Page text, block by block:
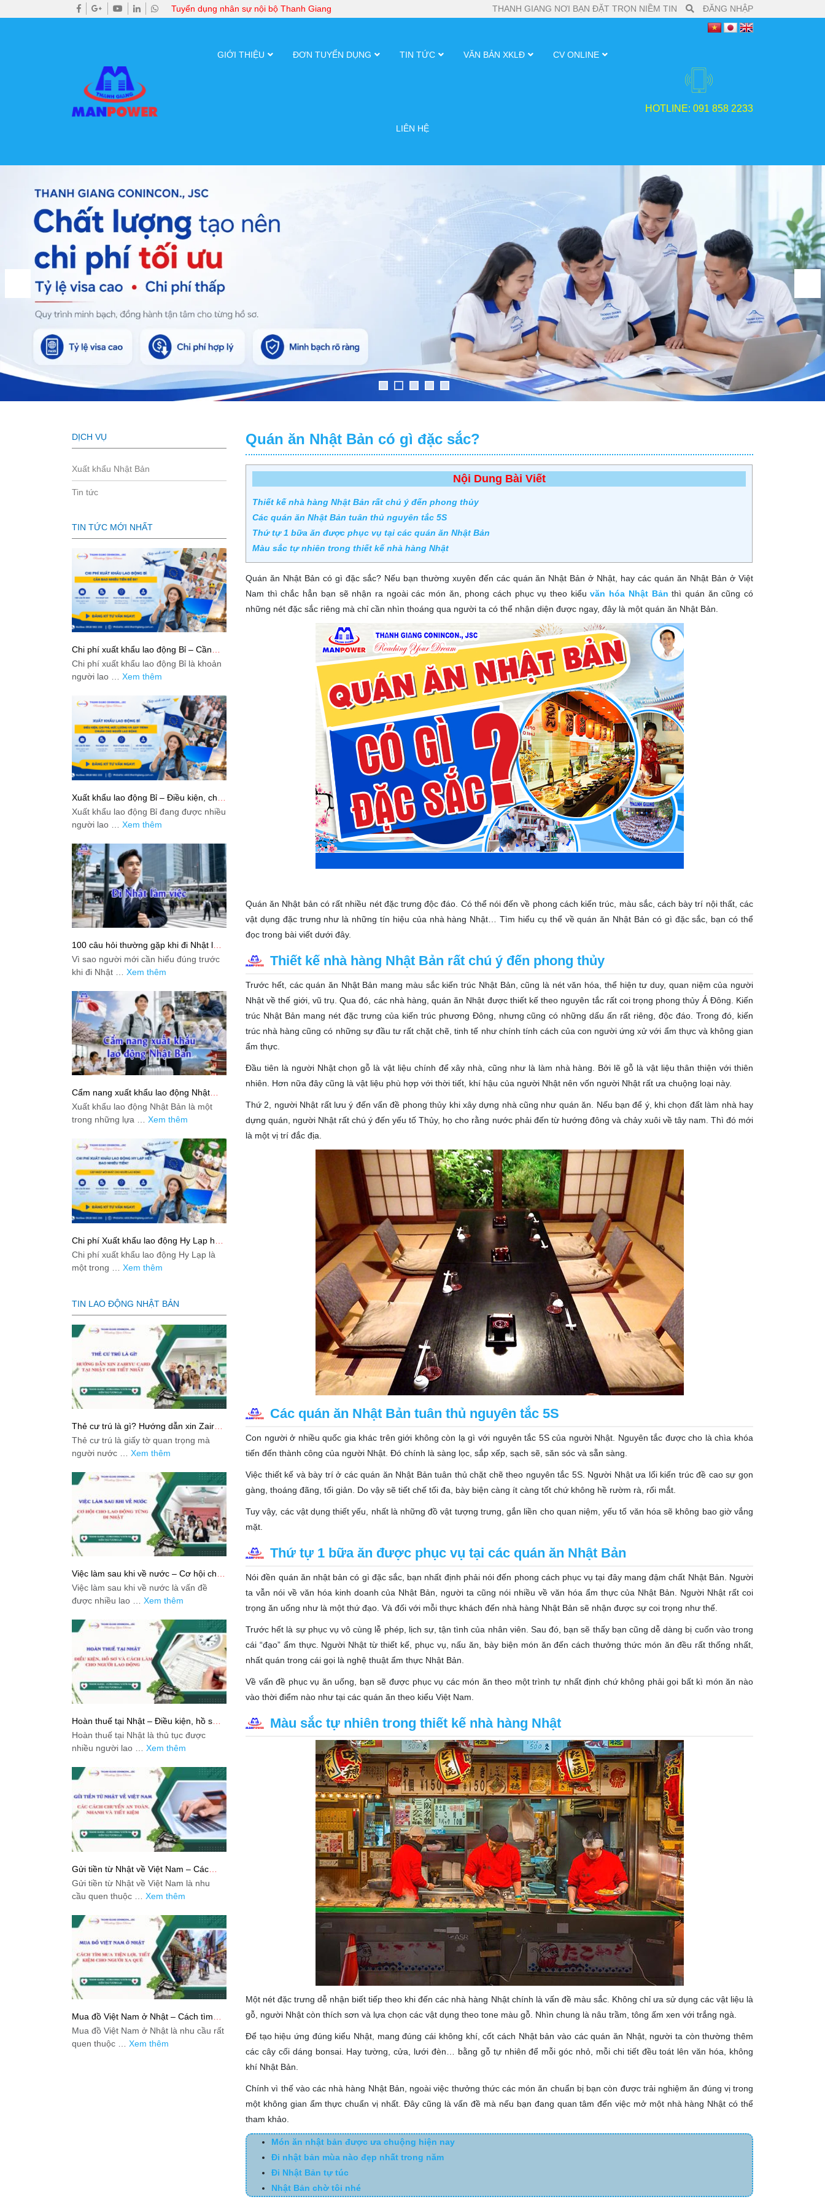
Tuyển dụng nhân sự nội bộ Thanh Giang THANH GIANG NƠI BẠN ĐẶT TRỌN NIỀM TIN ĐĂNG NHẬP
GIỚI THIỆU ĐƠN TUYỂN DỤNG TIN TỨC VĂN BẢN XKLĐ CV ONLINE
LIÊN HỆ
HOTLINE: 091 858 2233
Quán ăn Nhật Bản có gì đặc sắc?
Nội Dung Bài Viết
Thiết kế nhà hàng Nhật Bản rất chú ý đến phong thủy
Các quán ăn Nhật Bản tuân thủ nguyên tắc 5S
Thứ tự 1 bữa ăn được phục vụ tại các quán ăn Nhật Bản
Màu sắc tự nhiên trong thiết kế nhà hàng Nhật
Quán ăn Nhật Bản có gì đặc sắc? Nếu bạn thường xuyên đến các quán ăn Nhật Bản ở Nhật, hay các quán ăn Nhật Bản ở Việt
Nam thì chắc hẳn bạn sẽ nhận ra ngoài các món ăn, phong cách phục vụ theo kiểuvăn hóa Nhật Bản thì quán ăn cũng có
những nét đặc sắc riêng mà chỉ cần nhìn thoáng qua người ta có thể nhận diện được ngay, đây là một quán ăn Nhật Bản.
Quán ăn Nhật bản có rất nhiều nét đặc trưng độc đáo. Có thể nói đến về phong cách kiến trúc, màu sắc, cách bày trí nội thất, các
vật dụng đặc trưng như là những tín hiệu của nhà hàng Nhật… Tìm hiểu cụ thể về quán ăn Nhật Bản có gì đặc sắc, bạn có thể
đọc trong bài viết dưới đây.
Thiết kế nhà hàng Nhật Bản rất chú ý đến phong thủy
Trước hết, các quán ăn Nhật Bản mang màu sắc kiến trúc Nhật Bản, cũng là nét văn hóa, thể hiện tư duy, quan niệm của người
Nhật về thế giới, vũ trụ. Qua đó, các nhà hàng, quán ăn Nhật được thiết kế theo nguyên tắc rất coi trọng phong thủy Á Đông. Kiến
trúc Nhật Bản mang nét đặc trưng của kiến trúc phương Đông, nhưng cũng có những dấu ấn rất riêng, độc đáo. Trong đó, kiến
trúc nhà hàng cũng có những sự đầu tư rất chặt chẽ, tinh tế như chính tính cách của con người ứng xử với ẩm thực và không gian
ẩm thực.
Đầu tiên là người Nhật chọn gỗ là vật liệu chính để xây nhà, cũng như là làm nhà hàng. Bởi lẽ gỗ là vật liệu thân thiện với thiên
nhiên. Hơn nữa đây cũng là vật liệu phù hợp với thời tiết, khí hậu của người Nhật nên vốn người Nhật rất ưa chuộng loại này.
Thứ 2, người Nhật rất lưu ý đến vấn đề phong thủy khi xây dựng nhà cũng như quán ăn. Nếu bạn để ý, khi chọn đất làm nhà hay
dựng quán, người Nhật rất chú ý đến yếu tố Thủy, họ cho rằng nước phải đến từ hướng đông và chảy xuôi về tây nam. Thì đó mới
là một vị trí đắc địa.
Các quán ăn Nhật Bản tuân thủ nguyên tắc 5S
Con người ở nhiều quốc gia khác trên giới không còn lạ gì với nguyên tắc 5S của người Nhật. Nguyên tắc được cho là chìa khóa
tiến đến thành công của người Nhật. Đó chính là sàng lọc, sắp xếp, sạch sẽ, săn sóc và sẵn sàng.
Việc thiết kế và bày trí ở các quán ăn Nhật Bản tuân thủ chặt chẽ theo nguyên tắc 5S. Người Nhật ưa lối kiến trúc đề cao sự gọn
gàng, thoáng đãng, tối giản. Do vậy sẽ tiết chế tối đa, bày biện càng ít càng tốt chứ không hề rườm rà, rối mắt.
Tuy vậy, các vật dụng thiết yếu, nhất là những đồ vật tượng trưng, gắn liền cho quan niệm, yếu tố văn hóa sẽ không bao giờ vắng
mặt.
Thứ tự 1 bữa ăn được phục vụ tại các quán ăn Nhật Bản
Nói đền quán ăn nhật bản có gì đặc sắc, bạn nhất định phải nói đến phong cách phục vụ tại đây mang đậm chất Nhật Bản. Người
ta vẫn nói về văn hóa kinh doanh của Nhật Bản, người ta cũng nói nhiều về văn hóa ẩm thực của Nhật Bản. Người Nhật rất coi
trọng ăn uống như là một thứ đạo. Và đối với mỗi thực khách đến nhà hàng Nhật Bản sẽ nhận được sự coi trọng như thế.
Trước hết là sự phục vụ vô cùng lễ phép, lịch sự, tận tình của nhân viên. Sau đó, bạn sẽ thấy bạn cũng dễ dàng bị cuốn vào trong
cái “đạo” ẩm thực. Người Nhật từ thiết kế, phục vụ, nấu ăn, bày biện món ăn đến cách thưởng thức món ăn đều rất thống nhất,
nhất quán trong cái gọi là nghệ thuật ẩm thực Nhật Bản.
Về vấn đề phục vụ ăn uống, bạn sẽ được phục vụ các món ăn theo một trình tự nhất định chứ không phải gọi bất kì món ăn nào
vào thời điểm nào như tại các quán ăn theo kiểu Việt Nam.
Màu sắc tự nhiên trong thiết kế nhà hàng Nhật
Một nét đặc trưng dễ nhận biết tiếp theo khi đến các nhà hàng Nhật chính là vấn đề màu sắc. Không chỉ ưa sử dụng các vật liệu là
gỗ, người Nhật còn thích sơn và lựa chọn các vật dụng theo tone màu gỗ. Nhìn chung là nâu trầm, tông ấm xen với trắng ngà.
Để tạo hiệu ứng đúng kiểu Nhật, mang đúng cái không khí, cốt cách Nhật bản vào các quán ăn Nhật, người ta còn thường thêm
các cây cối dáng bonsai. Hay tường, cửa, lưới đèn… bằng gỗ tự nhiên để mỗi góc nhỏ, mỗi chi tiết đều toát lên văn hóa, không
khí Nhật Bản.
Chính vì thế vào các nhà hàng Nhật Bản, ngoài việc thưởng thức các món ăn chuẩn bị bạn còn được trải nghiệm ăn đúng vị trong
một không gian ẩm thực chuẩn vị nhất. Đây cũng là vấn đề mà nếu bạn đang quan tâm đến việc mở một nhà hàng Nhật có thể
tham khảo.
Món ăn nhật bản được ưa chuộng hiện nay
Đi nhật bản mùa nào đẹp nhất trong năm
Đi Nhật Bản tự túc
Nhật Bản chờ tôi nhé
DỊCH VỤ
Xuất khẩu Nhật Bản
Tin tức
TIN TỨC MỚI NHẤT
Chi phí xuất khẩu lao động Bỉ – Cần
bao nhiêu tiền để đi?
Chi phí xuất khẩu lao động Bỉ là khoản
người lao … Xem thêm
Xuất khẩu lao động Bỉ – Điều kiện, chi
phí, mức lương và quy trình chuẩn cho
người lao động
Xuất khẩu lao động Bỉ đang được nhiều
người lao … Xem thêm
100 câu hỏi thường gặp khi đi Nhật làm
việc: Giải đáp thật dễ hiểu cho người
mới bắt đầu
Vì sao người mới cần hiểu đúng trước
khi đi Nhật … Xem thêm
Cẩm nang xuất khẩu lao động Nhật
Bản từ A-Z
Xuất khẩu lao động Nhật Bản là một
trong những lựa … Xem thêm
Chi phí Xuất khẩu lao động Hy Lạp hết
bao nhiêu tiền? Cập nhật mới nhất
2026
Chi phí xuất khẩu lao động Hy Lạp là
một trong … Xem thêm
TIN LAO ĐỘNG NHẬT BẢN
Thẻ cư trú là gì? Hướng dẫn xin Zairyu
Card tại Nhật chi tiết nhất
Thẻ cư trú là giấy tờ quan trọng mà
người nước … Xem thêm
Việc làm sau khi về nước – Cơ hội cho
lao động từng đi Nhật
Việc làm sau khi về nước là vấn đề
được nhiều lao … Xem thêm
Hoàn thuế tại Nhật – Điều kiện, hồ sơ
và cách làm cho người lao động
Hoàn thuế tại Nhật là thủ tục được
nhiều người lao … Xem thêm
Gửi tiền từ Nhật về Việt Nam – Các
cách chuyển an toàn, nhanh và tiết
kiệm
Gửi tiền từ Nhật về Việt Nam là nhu
cầu quen thuộc … Xem thêm
Mua đồ Việt Nam ở Nhật – Cách tìm
mua tiện lợi, tiết kiệm cho người xa quê
Mua đồ Việt Nam ở Nhật là nhu cầu rất
quen thuộc … Xem thêm